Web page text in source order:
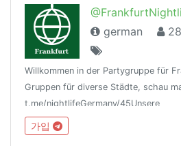
german
Willkommen in der Partygruppe für
Gruppen für diverse Städte, schau
t.me/nightlifeGermany/45Unsere
Regeln:t.me/nightlifeGermany/
Gruppe:https://t.me/
가입